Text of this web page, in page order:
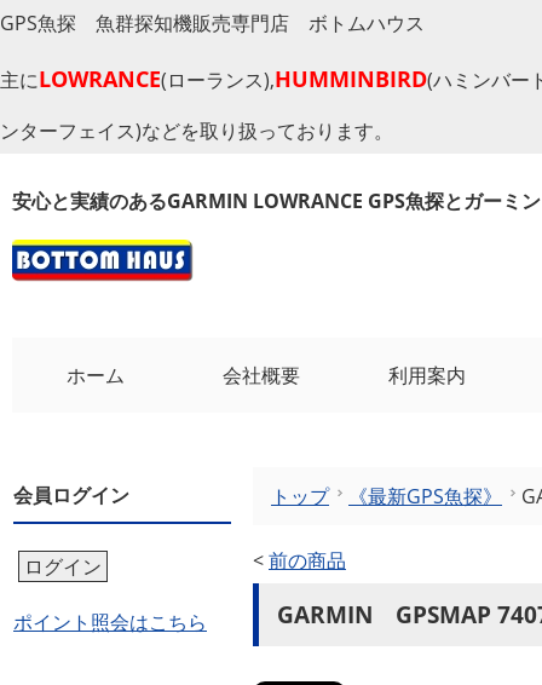
GPS魚探 魚群探知機販売専門店 ボトムハウス
主にLOWRANCE(ローランス),HUMMINBIRD(ハミンバー
ンターフェイス)などを取り扱っております。
安心と実績のあるGARMIN LOWRANCE GPS魚探とガーミ
ホーム 会社概要 利用案内
会員ログイン
ログイン
ポイント照会はこちら
トップ 《最新GPS魚探》
<前の商品
GARMIN GPSMAP